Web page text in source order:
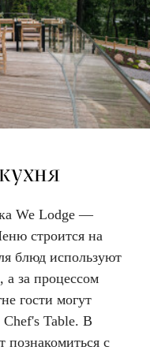
We Lodge —
строится на
блюд используют
а за процессом
гости могут
Chef's Table. В
познакомиться с